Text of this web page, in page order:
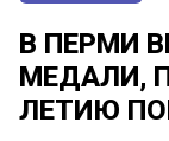
В ПЕРМИ
МЕДАЛИ,
ЛЕТИЮ